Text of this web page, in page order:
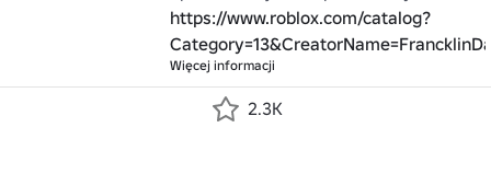
https://www.roblox.com/catalog?
Więcej informacji
2.3K